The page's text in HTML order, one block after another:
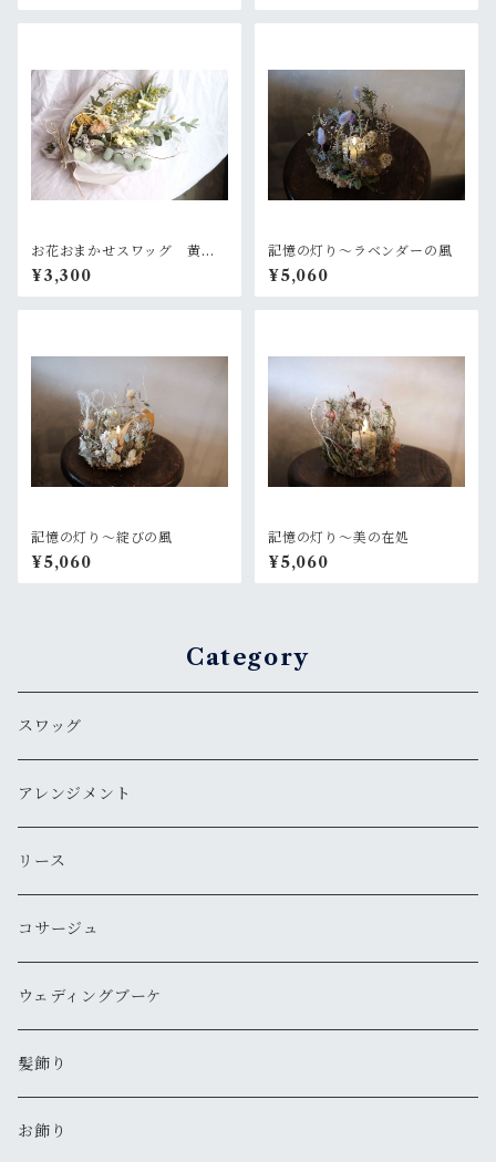
お花おまかせスワッグ 黄色×
グリーン系
¥3,300
記憶の灯り〜ラベンダーの風
¥5,060
記憶の灯り〜綻びの風
¥5,060
記憶の灯り〜美の在処
¥5,060
Category
スワッグ
アレンジメント
リース
コサージュ
ウェディングブーケ
髪飾り
お飾り